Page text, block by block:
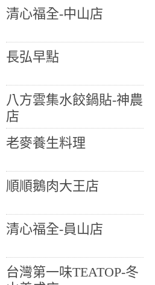
清心福全-中山店
長弘早點
八方雲集水餃鍋貼-神農
店
老麥養生料理
順順鵝肉大王店
清心福全-員山店
台灣第一味TEATOP-冬